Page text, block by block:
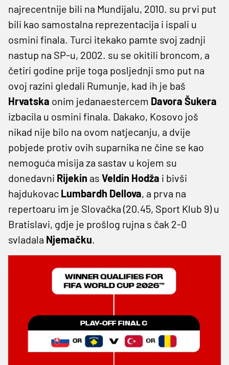
najrecentnije bili na Mundijalu, 2010. su prvi put
bili kao samostalna reprezentacija i ispali u
osmini finala. Turci itekako pamte svoj zadnji
nastup na SP-u, 2002. su se okitili broncom, a
četiri godine prije toga posljednji smo put na
ovoj razini gledali Rumunje, kad ih je baš
Hrvatska onim jedanaestercem Davora Šukera
izbacila u osmini finala. Dakako, Kosovo još
nikad nije bilo na ovom natjecanju, a dvije
pobjede protiv ovih suparnika ne čine se kao
nemoguća misija za sastav u kojem su
donedavni Rijekin as Veldin Hodža i bivši
hajdukovac Lumbardh Dellova, a prva na
repertoaru im je Slovačka (20.45, Sport Klub 9) u
Bratislavi, gdje je prošlog rujna s čak 2-0
svladala Njemačku.